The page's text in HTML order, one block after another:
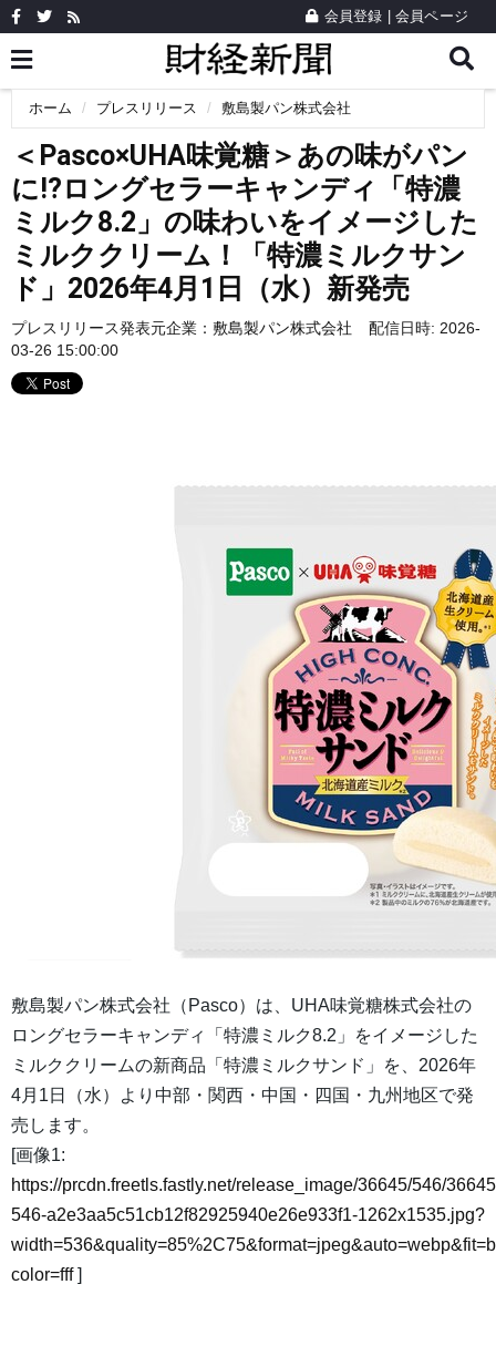
会員登録 会員ページ
ホーム プレスリリース 敷島製パン株式会社
＜Pasco×UHA味覚糖＞あの味がパン
に!?ロングセラーキャンディ「特濃
ミルク8.2」の味わいをイメージした
ミルククリーム！「特濃ミルクサン
ド」2026年4月1日（水）新発売
プレスリリース発表元企業： 敷島製パン株式会社
配信日時: 2026-
03-26 15:00:00
敷島製パン株式会社（Pasco）は、UHA味覚糖株式会社の
ロングセラーキャンディ「特濃ミルク8.2」をイメージした
ミルククリームの新商品「特濃ミルクサンド」を、2026年
4月1日（水）より中部・関西・中国・四国・九州地区で発
売します。
[画像1:
https://prcdn.freetls.fastly.net/release_image/36645/546/
546-a2e3aa5c51cb12f82925940e26e933f1-1262x1535.jpg?
color=fff]